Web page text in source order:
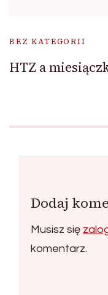
BEZ KATEGORII
HTZ a
Dodaj
Musisz się
komentarz.